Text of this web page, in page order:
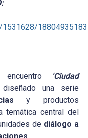
‘Ciudad
una serie
y productos
temática central del
de diálogo a